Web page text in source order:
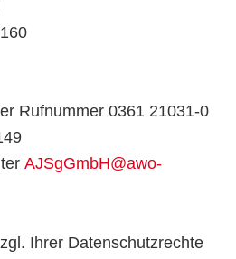
Rufnummer 0361 21031-0
AJSgGmbH@awo-
Ihrer Datenschutzrechte